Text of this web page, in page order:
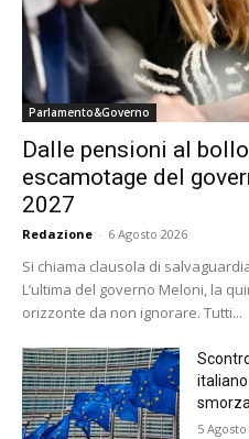
Parlamento&Governo
Dalle pensioni al
escamotage del
2027
Redazione - 6 Agosto 2026
Si chiama clausola di
L’ultima del governo Meloni, la
orizzonte da non ignorare. Tutti...
italiano
5